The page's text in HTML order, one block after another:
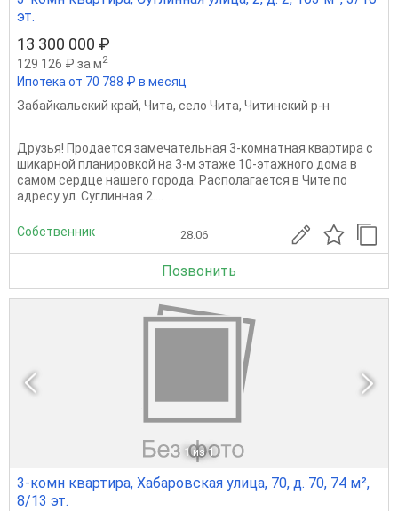
эт.
13 300 000 ₽
129 126 ₽ за м2
Ипотека от 70 788 ₽ в месяц
Забайкальский край, Чита, село Чита, Читинский р-н
Друзья! Продается замечательная 3-комнатная квартира с
шикарной планировкой на 3-м этаже 10-этажного дома в
самом сердце нашего города. Располагается в Чите по
адресу ул. Суглинная 2....
Собственник 28.06
Позвонить
1 из 1
3-комн квартира, Хабаровская улица, 70, д. 70, 74 м²,
8/13 эт.